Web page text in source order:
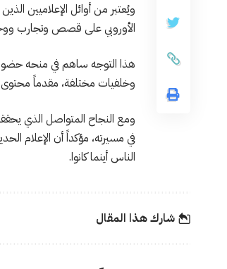
ويُعتبر من أوائل الإعلاميين
الأوروبي على قصص وتجارب
هذا التوجه ساهم في منحه
وخلفيات مختلفة، مقدماً محتوى
ومع النجاح المتواصل الذي
في مسيرته، مؤكداً أن الإعلام
الناس أينما كانوا.
شارك هذا المقال